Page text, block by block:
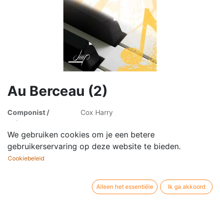
Au Berceau (2)
Componist /
auteur:
Cox Harry
Bezetting:
Piano
Uitgever / merk:
Digital Music Print
Artikelsoort:
Muziekpartituur
We gebruiken cookies om je een betere
gebruikerservaring op deze website te bieden.
Cookiebeleid
Alleen het essentiële Ik ga akkoord